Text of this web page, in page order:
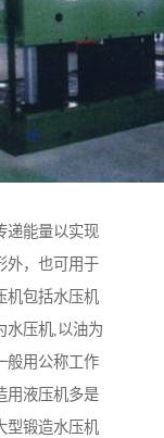
递能量以实现
外，也可用于
机包括水压机
水压机,以油为
般用公称工作
用液压机多是
型锻造水压机